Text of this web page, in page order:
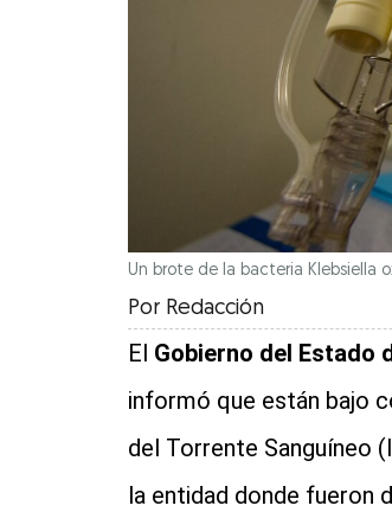
Un brote de la bacteria Klebsiella
Por Redacción
El Gobierno del Estado
informó que están bajo
del Torrente Sanguíneo
la entidad donde fueron